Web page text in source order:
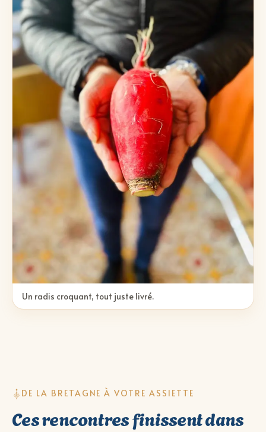
Un radis croquant, tout juste livré.
DE LA BRETAGNE À VOTRE ASSIETTE
Ces rencontres finissent dans